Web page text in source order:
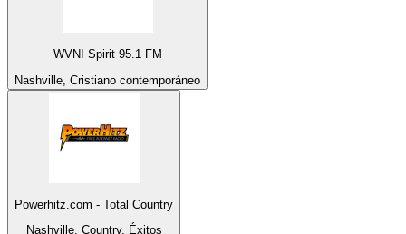
WVNI Spirit 95.1 FM
Nashville, Cristiano contemporáneo
Powerhitz.com - Total Country
Nashville, Country, Éxitos